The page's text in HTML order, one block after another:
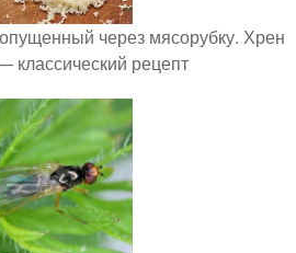
через мясорубку. Хрен
классический рецепт